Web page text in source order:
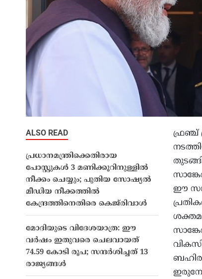
ഫ്രഞ്ച്
ഈ
ALSO READ
പ്രധാനമന്ത്രിക്കെതിരായ
പോസ്റ്റുകൾ 3 മണിക്കൂറിനുള്ളിൽ
നീക്കം ചെയ്യും; പുതിയ സോഷ്യൽ
മീഡിയ നീക്കത്തിൽ
കേന്ദ്രത്തിനെതിരെ കെജ്‌രിവാൾ
മോദിയുടെ വിദേശയാത്ര: ഈ
വർഷം ഇതുവരെ ചെലവായത്
74.59 കോടി രൂപ; സന്ദർശിച്ചത് 13
രാജ്യങ്ങൾ